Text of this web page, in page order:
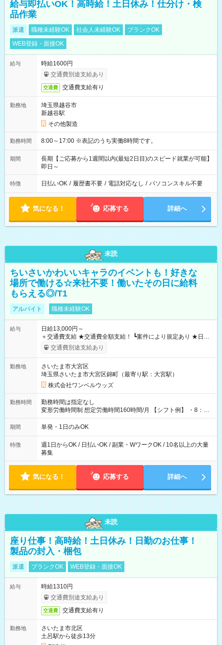
給与即払いOK！高時給！土日休み！仕分け・検
品作業
派遣 職種未経験OK 社会人未経験OK
ブランクOK
WEB登録・面接OK
給与
時給1600円
交通費別途支給あり
交通費 交通費支給有り
勤務地
埼玉県越谷市
新越谷駅
その他製造
勤務時間 8:00～17:00 ※表記のうち実働8時間です。
期間
長期【ご応募から1週間以内(最短2日目)のスピード就業が可能】
即日～
特徴 日払いOK / 履歴書不要 / 電話対応なし / パソコンスキル不要
気になる！ 応募する 詳細へ
未読
ちいさいかわいいキャラのイベントも！好きな
場所で働ける☆来社不要！働いたその日に給料
もらえる◎/T1
アルバイト 職種未経験OK
給与
日給13,000円～
＋交通費支給 ★交通費全額支給！ ┗案件により規定あり ★日払
いOK！（規定あり） ┗働いたその日に現金GET♪ お仕事後はコ
ンビニATMから 日払い分を引き落とせます！ 【試用期間】試
交通費別途支給あり
勤務地
さいたま市大宮区
埼玉県さいたま市大宮区錦町（最寄り駅：大宮駅）
株式会社ワンベルウッズ
勤務時間
勤務時間は指定なし
変形労働時間制 想定労働時間160時間/月 【シフト例】 ・8：00
～21：00
期間 単発・1日のみOK
特徴
週1日からOK / 日払いOK / 副業・WワークOK / 10名以上の大量
募集
気になる！ 応募する 詳細へ
未読
座り仕事！高時給！土日休み！日勤のお仕事！
製品の封入・梱包
派遣 ブランクOK WEB登録・面接OK
給与
時給1310円
交通費別途支給あり
交通費 交通費支給有り
勤務地
さいたま市北区
土呂駅から徒歩13分